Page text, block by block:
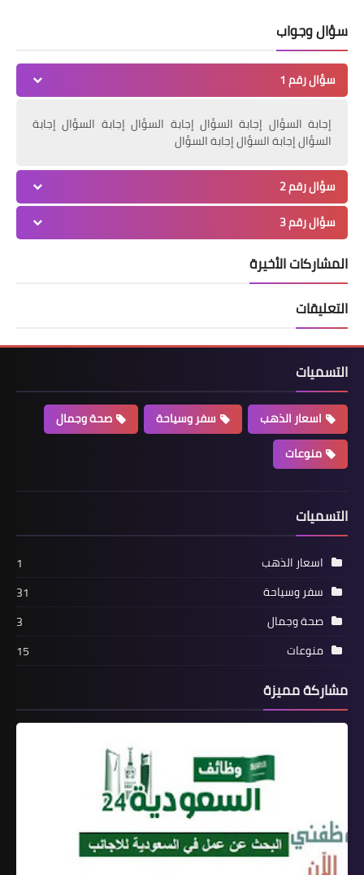
سؤال وجواب
سؤال رقم 1
إجابة السؤال إجابة السؤال إجابة السؤال إجابة السؤال إجابة
السؤال إجابة السؤال إجابة السؤال
سؤال رقم 2
سؤال رقم 3
المشاركات الأخيرة
التعليقات
التسميات
اسعار الذهب سفر وسياحة
صحة وجمال
منوعات
التسميات
اسعار الذهب
1
سفر وسياحة
31
صحة وجمال
3
منوعات
15
مشاركة مميزة